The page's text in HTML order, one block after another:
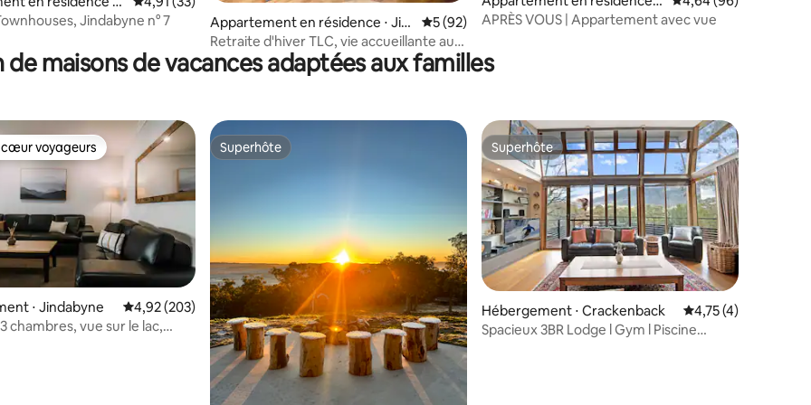
la base de 41 commentaires : 4,8 sur 5
Jindabyne n° 7
Appartement en résidence ⋅ Jin
dabyne
Évaluation moyenne sur la base de 92 commentaires : 5 sur 5
5 (92)
Retraite d'hiver TLC, vie accueillante au
centre-ville
Kosciuszko National Park
APRÈS VOUS | Appartement avec vue
de maisons de vacances adaptées aux familles
cœur voyageurs
voyageurs
⋅ Jindabyne Évaluation moyenne sur la base de 203 commentaires : 4,92 sur 5
4,92 (203)
chambres, vue sur le lac,
Superhôte
Superhôte Superhôte
Superhôte
Hébergement ⋅ Crackenback Évaluation
4,75 (4)
Spacieux 3BR Lodge l Gym l Piscine